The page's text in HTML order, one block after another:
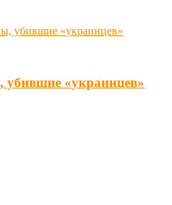
убившие «украинцев»